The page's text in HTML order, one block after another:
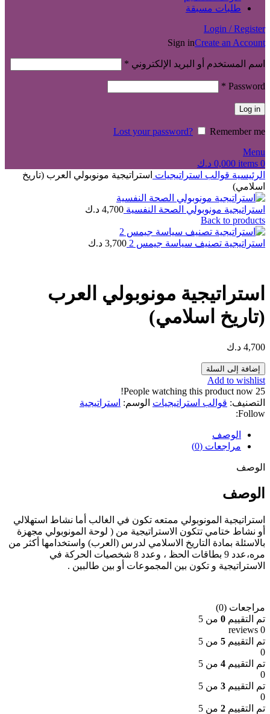
طلبات مسبقة
Login / Register
Sign inCreate an Account
اسم المستخدم أو البريد الإلكتروني *
Password
*
Log in
Lost your password?
Remember me
Menu
0
items
0,000 د.ك
الرئيسية قوالب استراتيجيات استراتيجية مونوبولي العرب (تاريخ
اسلامي)
استراتيجية مونوبولي الصحة النفسية 4,700 د.ك
Back to products
استراتيجية تصنيف سياسة جيمس 2 3,700 د.ك
استراتيجية مونوبولي العرب
(تاريخ اسلامي)
4,700 د.ك
كمية
استراتيجية
مونوبولي
العرب
(تاريخ
إضافة إلى السلة
Add to wishlist
25
People watching this product now!
التصنيف: قوالب استراتيجيات الوسم: استراتيجية
Follow:
الوصف
مراجعات (0)
الوصف
الوصف
استراتيجية المونوبولي ممتعه تكون في الغالب أما نشاط استهلالي
أو نشاط ختامي تتكون الاستراتيجية من ( لوحة المونوبولي مجهزة
بالاسئلة بمادة التاريخ الاسلامي لدرس (العرب) واستخدامها أكثر من
مره،عدد 9 بطاقات الحظ ، وعدد 8 شخصيات الحركة في
الاستراتيجية و تكون بين المجموعات أو بين طالبين .
مراجعات (0)
تم التقييم 0 من 5
0 reviews
تم التقييم 5 من 5
0
تم التقييم 4 من 5
0
تم التقييم 3 من 5
0
تم التقييم 2 من 5